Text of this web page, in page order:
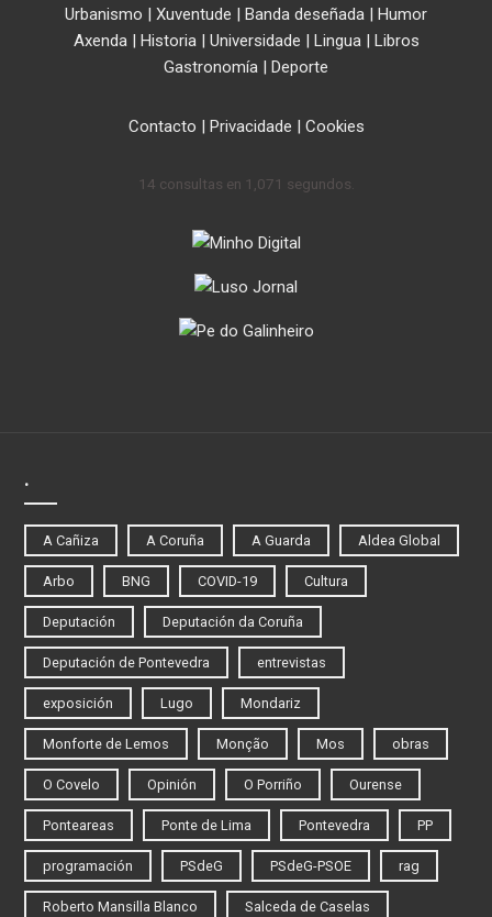
Urbanismo | Xuventude | Banda deseñada | Humor
Axenda| Historia| Universidade | Lingua| Libros
Gastronomía | Deporte
Contacto | Privacidade | Cookies
14 consultas en 1,071 segundos.
.
A Cañiza A Coruña A Guarda Aldea Global
Arbo BNG COVID-19 Cultura
Deputación Deputación da Coruña
Deputación de Pontevedra entrevistas
exposición Lugo Mondariz
Monforte de Lemos Monção Mos obras
O Covelo Opinión O Porriño Ourense
Ponteareas Ponte de Lima Pontevedra PP
programación PSdeG PSdeG-PSOE rag
Roberto Mansilla Blanco Salceda de Caselas